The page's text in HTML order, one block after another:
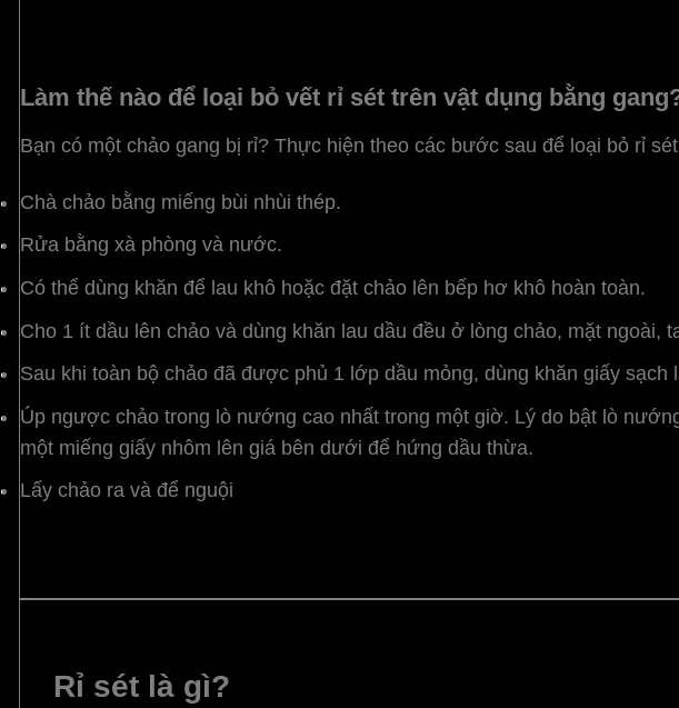
Làm thế nào để loại bỏ vết rỉ sét trên vật dụng bằng
Bạn có một chảo gang bị rỉ? Thực hiện theo các bước sau để loại bỏ rỉ
Chà chảo bằng miếng bùi nhùi thép.
Rửa bằng xà phòng và nước.
Có thể dùng khăn để lau khô hoặc đặt chảo lên bếp hơ khô hoàn toàn.
Cho 1 ít dầu lên chảo và dùng khăn lau dầu đều ở lòng chảo, mặt ngoài,
Sau khi toàn bộ chảo đã được phủ 1 lớp dầu mỏng, dùng khăn giấy
Úp ngược chảo trong lò nướng cao nhất trong một giờ. Lý do bật lò
một miếng giấy nhôm lên giá bên dưới để hứng dầu thừa.
Lấy chảo ra và để nguội
Rỉ sét là gì?